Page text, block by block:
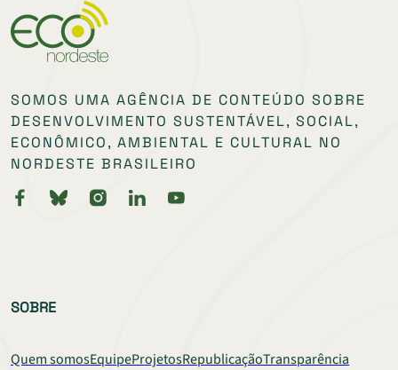
SOMOS UMA AGÊNCIA DE CONTEÚDO SOBRE
DESENVOLVIMENTO SUSTENTÁVEL, SOCIAL,
ECONÔMICO, AMBIENTAL E CULTURAL NO
NORDESTE BRASILEIRO
SOBRE
Quem somosEquipeProjetosRepublicaçãoTransparência